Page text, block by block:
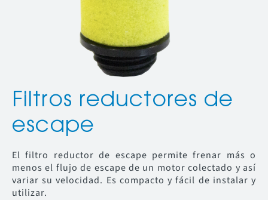
Filtros reductores de
escape
El filtro reductor de escape permite frenar más o
menos el flujo de escape de un motor colectado y así
variar su velocidad. Es compacto y fácil de instalar y
utilizar.